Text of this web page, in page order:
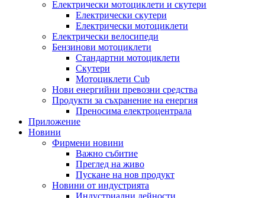
Електрически мотоциклети и скутери
Електрически скутери
Електрически мотоциклети
Електрически велосипеди
Бензинови мотоциклети
Стандартни мотоциклети
Скутери
Мотоциклети Cub
Нови енергийни превозни средства
Продукти за съхранение на енергия
Преносима електроцентрала
Приложение
Новини
Фирмени новини
Важно събитие
Преглед на живо
Пускане на нов продукт
Новини от индустрията
Индустриални дейности